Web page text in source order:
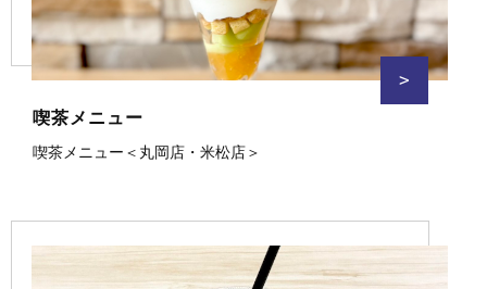
>
喫茶メニュー
喫茶メニュー＜丸岡店・米松店＞